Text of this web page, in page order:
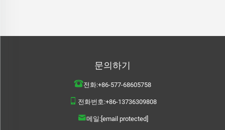
문의하기
전화:+86-577-68605758
전화번호:+86-13736309808
메일:[email protected]